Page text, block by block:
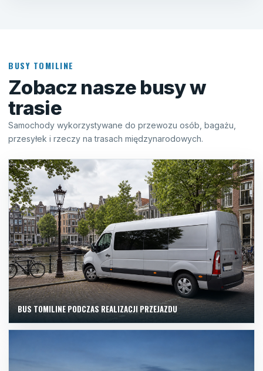
BUSY TOMILINE
Zobacz nasze busy w
trasie
Samochody wykorzystywane do przewozu osób, bagażu,
przesyłek i rzeczy na trasach międzynarodowych.
BUS TOMILINE PODCZAS REALIZACJI PRZEJAZDU